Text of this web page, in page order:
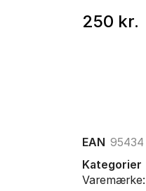
250 kr.
EAN 95434
Kategorier
Varemærke: